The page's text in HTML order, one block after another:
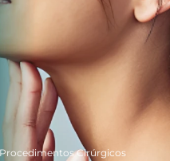
Cirúrgicos